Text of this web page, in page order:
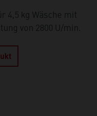
4,5 kg Wäsche mit
von 2800 U/min.